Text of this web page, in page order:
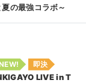
夏の最強コラボ～
即決
LIVE in T